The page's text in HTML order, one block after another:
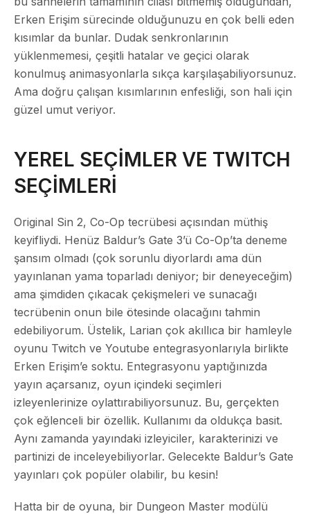
Erken Erişim sürecinde olduğunuzu en çok belli eden
kısımlar da bunlar. Dudak senkronlarının
yüklenmemesi, çeşitli hatalar ve geçici olarak
konulmuş animasyonlarla sıkça karşılaşabiliyorsunuz.
Ama doğru çalışan kısımlarının enfesliği, son hali için
güzel umut veriyor.
YEREL SEÇİMLER VE TWITCH
SEÇİMLERİ
Original Sin 2, Co-Op tecrübesi açısından müthiş
keyifliydi. Henüz Baldur’s Gate 3’ü Co-Op’ta deneme
şansım olmadı (çok sorunlu diyorlardı ama dün
yayınlanan yama toparladı deniyor; bir deneyeceğim)
ama şimdiden çıkacak çekişmeleri ve sunacağı
tecrübenin onun bile ötesinde olacağını tahmin
edebiliyorum. Üstelik, Larian çok akıllıca bir hamleyle
oyunu Twitch ve Youtube entegrasyonlarıyla birlikte
Erken Erişim’e soktu. Entegrasyonu yaptığınızda
yayın açarsanız, oyun içindeki seçimleri
izleyenlerinize oylattırabiliyorsunuz. Bu, gerçekten
çok eğlenceli bir özellik. Kullanımı da oldukça basit.
Aynı zamanda yayındaki izleyiciler, karakterinizi ve
partinizi de inceleyebiliyorlar. Gelecekte Baldur’s Gate
yayınları çok popüler olabilir, bu kesin!
Hatta bir de oyuna, bir Dungeon Master modülü